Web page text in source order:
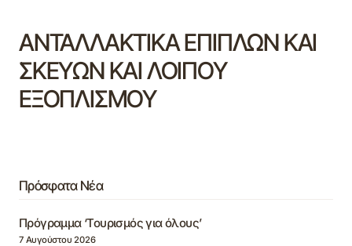
ΑΝΤΑΛΛΑΚΤΙΚΑ ΕΠΙΠΛΩΝ ΚΑΙ
ΣΚΕΥΩΝ ΚΑΙ ΛΟΙΠΟΥ
ΕΞΟΠΛΙΣΜΟΥ
Πρόσφατα Νέα
Πρόγραμμα ‘Τουρισμός για όλους’
7 Αυγούστου 2026